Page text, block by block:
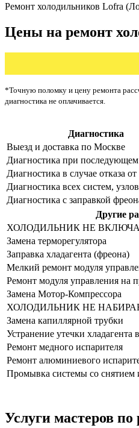
Ремонт холодильников Lofra
Цены на ремонт
*Точную поломку и цену ремонта
диагностика не оплачивается.
Диагностика
Выезд и доставка по Москве
Диагностика при
Диагностика в случае отказа
Диагностика всех систем,
Диагностика с заправкой
Другие
ХОЛОДИЛЬНИК НЕ
Замена терморегулятора
Заправка хладагента (фреона)
Мелкий ремонт модуля
Ремонт модуля управления на
Замена Мотор-Компрессора
ХОЛОДИЛЬНИК НЕ
Замена капиллярной трубки
Устранение утечки хладагента
Ремонт медного испарителя
Ремонт алюминиевого
Промывка системы со снятием
Услуги мастеров